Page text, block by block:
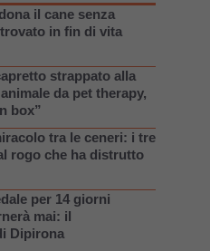
il cane senza
in fin di vita
strappato alla
da pet therapy,
box”
tra le ceneri: i tre
rogo che ha distrutto
per 14 giorni
mai: il
Dipirona